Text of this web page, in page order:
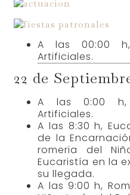
A las 00:00
Artificiales.
22 de
A las 0:00 h,
Artificiales.
A las 8:30 h,
de la
romeria del
Eucaristía en la
su llegada.
A las 9:00 h,